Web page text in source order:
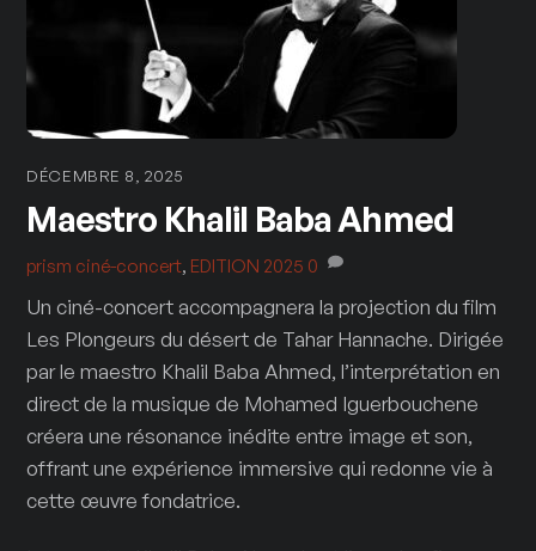
DÉCEMBRE 8, 2025
Maestro Khalil Baba Ahmed
prism ciné-concert, EDITION 2025 0
Un ciné-concert accompagnera la projection du film
Les Plongeurs du désert de Tahar Hannache. Dirigée
par le maestro Khalil Baba Ahmed, l’interprétation en
direct de la musique de Mohamed Iguerbouchene
créera une résonance inédite entre image et son,
offrant une expérience immersive qui redonne vie à
cette œuvre fondatrice.